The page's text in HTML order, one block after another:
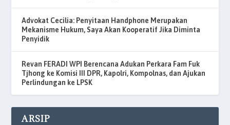
Advokat Cecilia: Penyitaan Handphone Merupakan
Mekanisme Hukum, Saya Akan Kooperatif Jika Diminta
Penyidik
Revan FERADI WPI Berencana Adukan Perkara Fam Fuk
Tjhong ke Komisi III DPR, Kapolri, Kompolnas, dan Ajukan
Perlindungan ke LPSK
ARSIP